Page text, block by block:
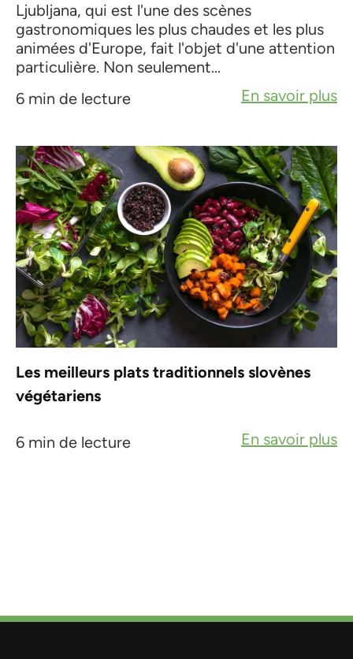
Ljubljana, qui est l'une des scènes
gastronomiques les plus chaudes et les plus
animées d'Europe, fait l'objet d'une attention
particulière. Non seulement...
6 min de lecture
En savoir plus
Les meilleurs plats traditionnels slovènes
végétariens
6 min de lecture En savoir plus